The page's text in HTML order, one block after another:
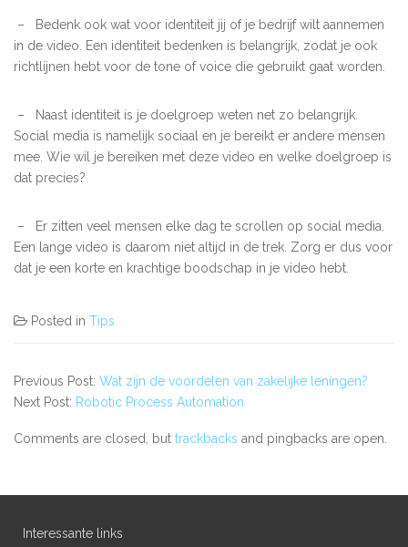
–
Bedenk ook wat voor identiteit jij of je bedrijf wilt aannemen
in de video. Een identiteit bedenken is belangrijk, zodat je ook
richtlijnen hebt voor de tone of voice die gebruikt gaat worden.
–
Naast identiteit is je doelgroep weten net zo belangrijk.
Social media is namelijk sociaal en je bereikt er andere mensen
mee. Wie wil je bereiken met deze video en welke doelgroep is
dat precies?
–
Er zitten veel mensen elke dag te scrollen op social media.
Een lange video is daarom niet altijd in de trek. Zorg er dus voor
dat je een korte en krachtige boodschap in je video hebt.
Posted in Tips
Previous Post: Wat zijn de voordelen van zakelijke leningen?
Next Post: Robotic Process Automation
Comments are closed, but trackbacks and pingbacks are open.
Interessante links